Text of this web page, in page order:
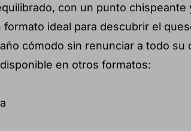
con un punto chispeante
ideal para descubrir el
cómodo sin renunciar a todo su
en otros formatos: